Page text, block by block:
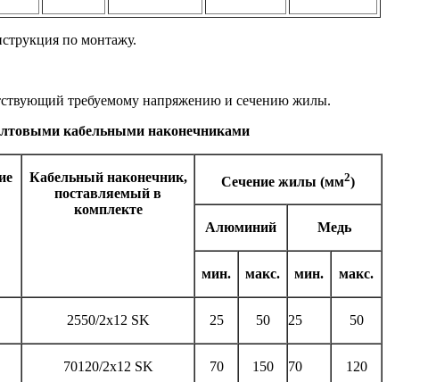
по монтажу.
требуемому напряже­нию и сечению жилы.
кабельными наконечниками
Кабельный наконечник,
поставляемый в
комплекте
Сечение жилы (мм2)
Алюминий Медь
мин. макс. мин. макс.
2550/2x12 SK 25 50 25 50
70120/2x12 SK 70 150 70 120